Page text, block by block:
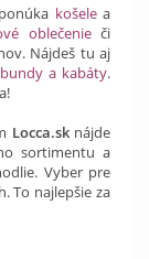
košelea
oblečenieči
Nájdeš tu aj
bundy a kabáty.
Locca.sknájde
sortimentu a
Vyber pre
To najlepšie za